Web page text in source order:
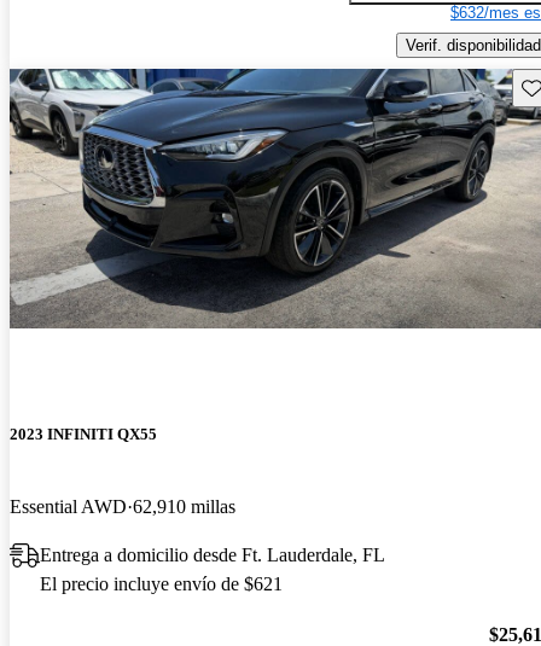
$632/mes
Verif. disponibilidad
2023 INFINITI QX55
Essential AWD 62,910 millas
Entrega a domicilio desde Ft. Lauderdale, FL
El precio incluye envío de $621